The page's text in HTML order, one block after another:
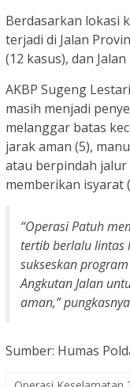
Berdasarkan lokasi
terjadi di Jalan
(12 kasus), dan
AKBP Sugeng
masih menjadi
melanggar batas
jarak aman (5),
atau berpindah jalur
memberikan isyarat
“Operasi Patuh
tertib berlalu lintas
sukseskan
Angkutan Jalan
aman,”
Sumber: Humas